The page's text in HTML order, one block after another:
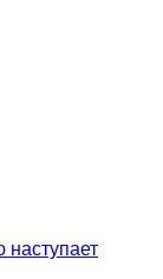
наступает